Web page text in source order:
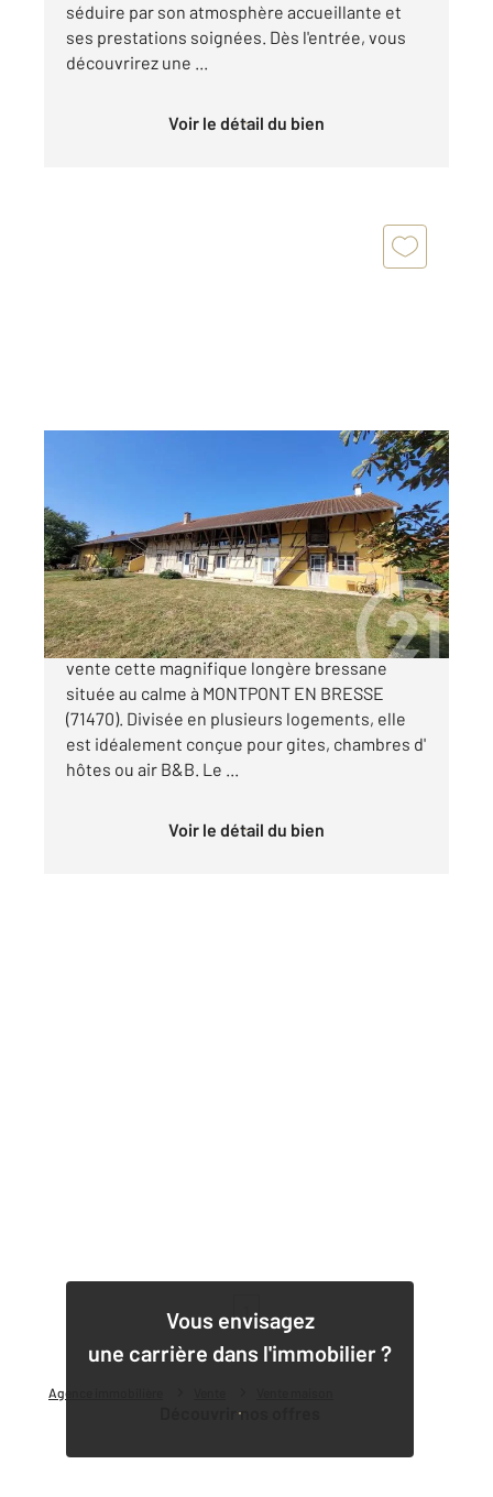
Agence immobilière
séduire par son atmosphère accueillante et
ses prestations soignées. Dès l'entrée, vous
découvrirez une ...
Voir le détail du bien
Maison à vendre
369 000 €
Century 21 Cœur de Bresse vous présente à la
vente cette magnifique longère bressane
située au calme à MONTPONT EN BRESSE
(71470). Divisée en plusieurs logements, elle
est idéalement conçue pour gites, chambres d'
hôtes ou air B&B. Le ...
Voir le détail du bien
Vous envisagez
une carrière dans l'immobilier ?
Découvrir nos offres
1